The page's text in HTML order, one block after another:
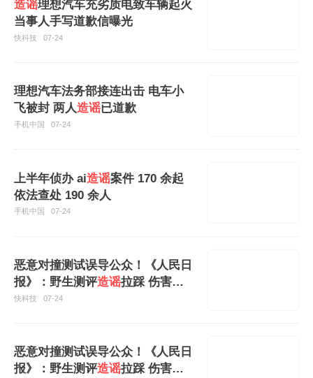
造谣理想汽车充劣质电致车辆起火
当事人手写道歉信曝光
快科技 07-24
理想汽车法务部接连出击 电车小
飞被封 两人造谣已道歉
手机中国 07-24
上半年侦办 ai造谣案件 170 余起
依法查处 190 余人
手机中国 07-24
恶意对撞测试误导公众！《人民日
报》：野生测评造谣拉踩 伤害的
不只是车企
快科技 07-24
恶意对撞测试误导公众！《人民日
报》：野生测评造谣拉踩 伤害的